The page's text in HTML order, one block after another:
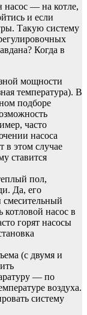
насос — на котле,
и если
Такую систему
Когда в
мощности
температура). В
подборе
часто
насоса
в этом случае
ставится
пол,
Да, его
смесительный
котловой насос в
горят насосы
(с двумя и
— по
воздуха.
систему